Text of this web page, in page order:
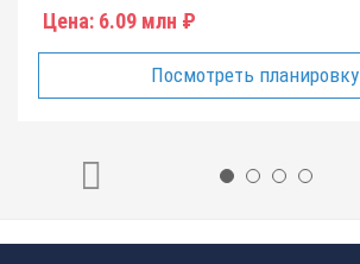
Цена: 6.09 млн ₽
Посмотреть планировку